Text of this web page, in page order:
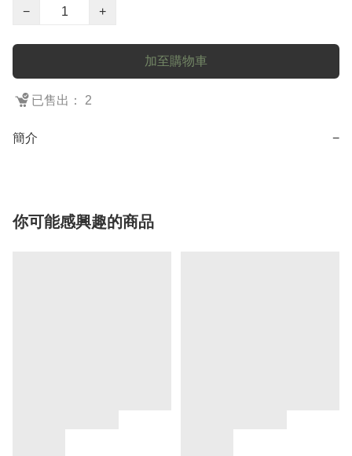
−
+
加至購物車
已售出： 2
簡介 −
你可能感興趣的商品